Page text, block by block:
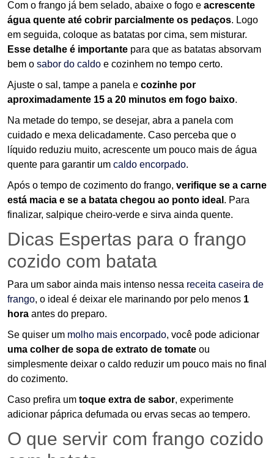
Com o frango já bem selado, abaixe o fogo e acrescente
água quente até cobrir parcialmente os pedaços. Logo
em seguida, coloque as batatas por cima, sem misturar.
Esse detalhe é importante para que as batatas absorvam
bem o sabor do caldo e cozinhem no tempo certo.
Ajuste o sal, tampe a panela e cozinhe por
aproximadamente 15 a 20 minutos em fogo baixo.
Na metade do tempo, se desejar, abra a panela com
cuidado e mexa delicadamente. Caso perceba que o
líquido reduziu muito, acrescente um pouco mais de água
quente para garantir um caldo encorpado.
Após o tempo de cozimento do frango, verifique se a carne
está macia e se a batata chegou ao ponto ideal . Para
finalizar, salpique cheiro-verde e sirva ainda quente.
Dicas Espertas para o frango
cozido com batata
Para um sabor ainda mais intenso nessa receita caseira de
frango, o ideal é deixar ele marinando por pelo menos 1
hora antes do preparo.
Se quiser um molho mais encorpado, você pode adicionar
uma colher de sopa de extrato de tomate ou
simplesmente deixar o caldo reduzir um pouco mais no final
do cozimento.
Caso prefira um toque extra de sabor, experimente
adicionar páprica defumada ou ervas secas ao tempero.
O que servir com frango cozido